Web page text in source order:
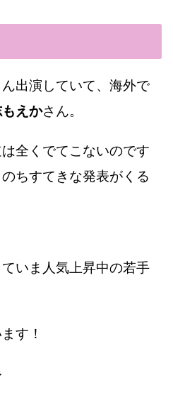
出演していて、海外で
えかさん。
全くでてこないのです
ちすてきな発表がくる
いま人気上昇中の若手
す！